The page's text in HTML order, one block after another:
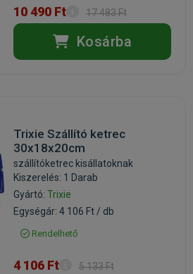
10 490 Ft 17 483 Ft
Kosárba
Trixie Szállító ketrec
30x18x20cm
szállítóketrec kisállatoknak
Kiszerelés: 1 Darab
Gyártó: Trixie
Egységár: 4 106 Ft / db
Rendelhető
4 106 Ft 5 133 Ft